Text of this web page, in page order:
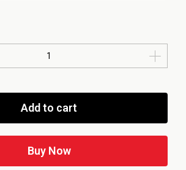
Add to cart
Buy Now